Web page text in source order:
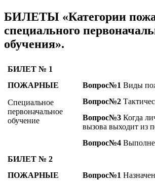
БИЛЕТЫ «Категории
специального
обучения».
БИЛЕТ № 1
ПОЖАРНЫЕ
Специальное
первоначальное
обучение
Вопрос№1 Виды
Вопрос№2
Вопрос№3 Когда
вызова выходит из
Вопрос№4
БИЛЕТ № 2
ПОЖАРНЫЕ
Вопрос№1